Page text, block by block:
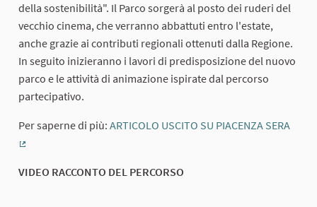
della sostenibilità". Il Parco sorgerà al posto dei ruderi del
vecchio cinema, che verranno abbattuti entro l'estate,
anche grazie ai contributi regionali ottenuti dalla Regione.
In seguito inizieranno i lavori di predisposizione del nuovo
parco e le attività di animazione ispirate dal percorso
partecipativo.
Per saperne di più: ARTICOLO USCITO SU PIACENZA SERA
VIDEO RACCONTO DEL PERCORSO